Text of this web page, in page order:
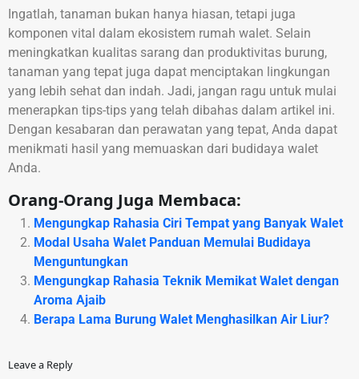
Ingatlah, tanaman bukan hanya hiasan, tetapi juga
komponen vital dalam ekosistem rumah walet. Selain
meningkatkan kualitas sarang dan produktivitas burung,
tanaman yang tepat juga dapat menciptakan lingkungan
yang lebih sehat dan indah. Jadi, jangan ragu untuk mulai
menerapkan tips-tips yang telah dibahas dalam artikel ini.
Dengan kesabaran dan perawatan yang tepat, Anda dapat
menikmati hasil yang memuaskan dari budidaya walet
Anda.
Orang-Orang Juga Membaca:
Mengungkap Rahasia Ciri Tempat yang Banyak Walet
Modal Usaha Walet Panduan Memulai Budidaya
Menguntungkan
Mengungkap Rahasia Teknik Memikat Walet dengan
Aroma Ajaib
Berapa Lama Burung Walet Menghasilkan Air Liur?
Leave a Reply